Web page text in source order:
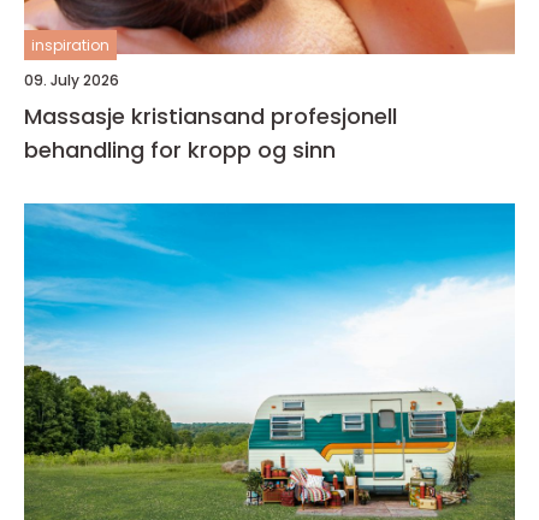
inspiration
09. July 2026
Massasje kristiansand profesjonell
behandling for kropp og sinn